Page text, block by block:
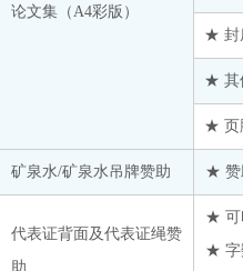
论文集（A4彩版）
★ 封
★ 其
★ 页
矿泉水/矿泉水吊牌赞助 ★ 赞
代表证背面及代表证绳赞
助
★ 可
★ 字